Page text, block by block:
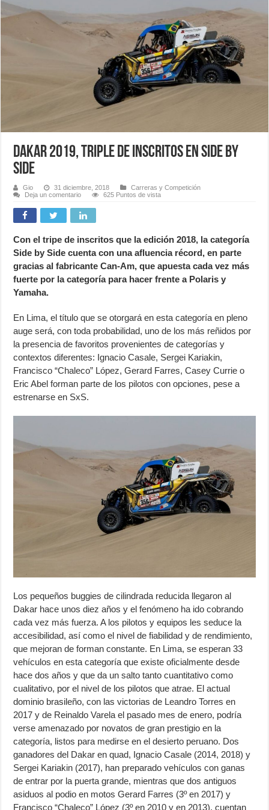
Dakar 2019, triple de inscritos en Side by
Side
Gio 31 diciembre, 2018
Carreras y Competición
Deja un comentario
625 Puntos de vista
Con el tripe de inscritos que la edición 2018, la categoría
Side by Side cuenta con una afluencia récord, en parte
gracias al fabricante Can-Am, que apuesta cada vez más
fuerte por la categoría para hacer frente a Polaris y
Yamaha.
En Lima, el título que se otorgará en esta categoría en pleno
auge será, con toda probabilidad, uno de los más reñidos por
la presencia de favoritos provenientes de categorías y
contextos diferentes: Ignacio Casale, Sergei Kariakin,
Francisco “Chaleco” López, Gerard Farres, Casey Currie o
Eric Abel forman parte de los pilotos con opciones, pese a
estrenarse en SxS.
Los pequeños buggies de cilindrada reducida llegaron al
Dakar hace unos diez años y el fenómeno ha ido cobrando
cada vez más fuerza. A los pilotos y equipos les seduce la
accesibilidad, así como el nivel de fiabilidad y de rendimiento,
que mejoran de forman constante. En Lima, se esperan 33
vehículos en esta categoría que existe oficialmente desde
hace dos años y que da un salto tanto cuantitativo como
cualitativo, por el nivel de los pilotos que atrae. El actual
dominio brasileño, con las victorias de Leandro Torres en
2017 y de Reinaldo Varela el pasado mes de enero, podría
verse amenazado por novatos de gran prestigio en la
categoría, listos para medirse en el desierto peruano. Dos
ganadores del Dakar en quad, Ignacio Casale (2014, 2018) y
Sergei Kariakin (2017), han preparado vehículos con ganas
de entrar por la puerta grande, mientras que dos antiguos
asiduos al podio en motos Gerard Farres (3º en 2017) y
Francisco “Chaleco” López (3º en 2010 y en 2013), cuentan